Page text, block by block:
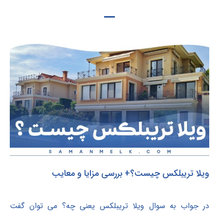
ویلا تریبلکس چیست؟+ بررسی مزایا و معایب
در جواب به سوال ویلا تریبلکس یعنی چه؟ می توان گفت